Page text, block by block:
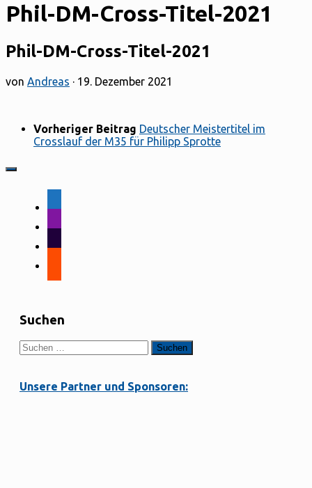
Phil-DM-Cross-Titel-2021
Phil-DM-Cross-Titel-2021
von Andreas · 19. Dezember 2021
Vorheriger Beitrag Deutscher Meistertitel im
Crosslauf der M35 für Philipp Sprotte
Suchen
Suchen
nach:
Unsere Partner und Sponsoren: